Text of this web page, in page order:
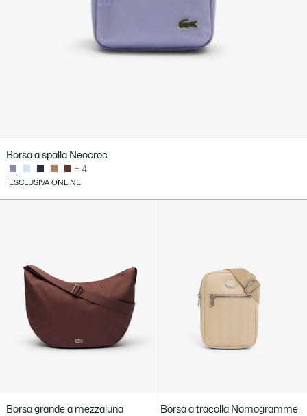
Borsa a spalla Neocroc
+ 4
ESCLUSIVA ONLINE
Borsa grande a mezzaluna
Borsa a tracolla Nomogramme